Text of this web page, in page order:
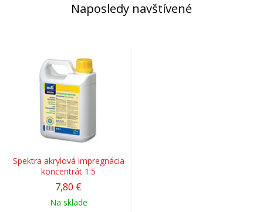
Naposledy navštívené
Spektra akrylová impregnácia
koncentrát 1:5
7,80 €
Na sklade